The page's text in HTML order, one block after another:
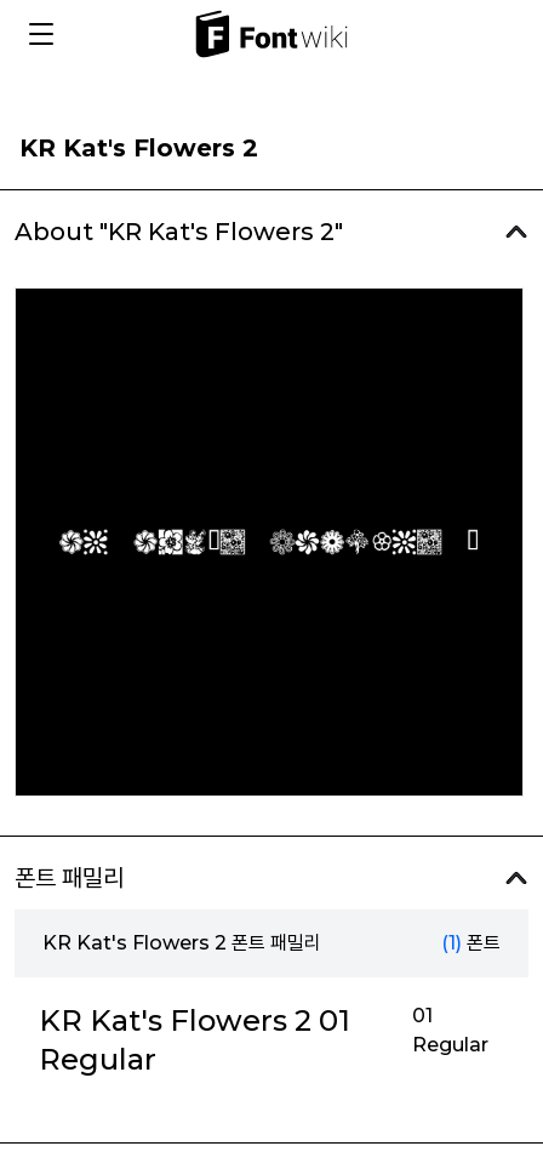
KR Kat's Flowers 2
About "KR Kat's Flowers 2"
폰트 패밀리
KR Kat's Flowers 2 폰트 패밀리 (1) 폰트
KR Kat's Flowers 2 01
Regular
01
Regular